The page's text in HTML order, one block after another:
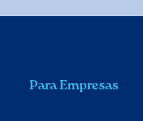
Para Empresas